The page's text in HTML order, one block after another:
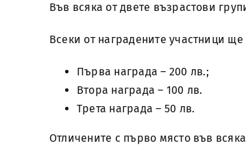
Във всяка от двете възрастови
Всеки от наградените участници
Първа награда – 200 лв.;
Втора награда – 100 лв.
Трета награда – 50 лв.
Отличените с първо място във